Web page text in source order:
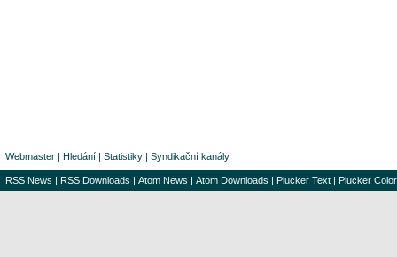
Webmaster | Hledání | Statistiky | Syndikační kanály
RSS News | RSS Downloads | Atom News | Atom Downloads | Plucker Text | Plucker Color